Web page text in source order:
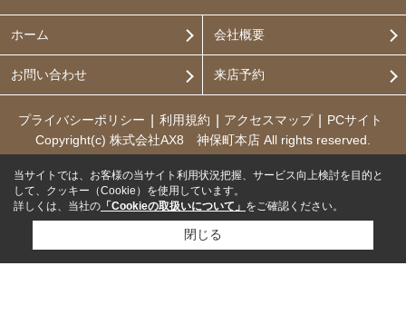
ホーム 会社概要
お問い合わせ 来店予約
プライバシーポリシー 利用規約 アクセスマップ
PCサイト
Copyright(c) 株式会社AX8 神保町本店 All rights reserved.
当サイトでは、お客様の当サイト利用状況把握、サービス向上検討を目的と
して、クッキー（Cookie）を使用しています。
詳しくは、当社の 「Cookieの取扱いについて」 をご確認ください。
閉じる